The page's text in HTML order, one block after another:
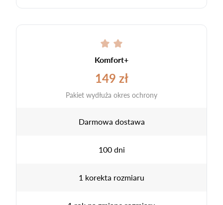
Komfort+
149 zł
Pakiet wydłuża okres ochrony
Darmowa dostawa
100 dni
1 korekta rozmiaru